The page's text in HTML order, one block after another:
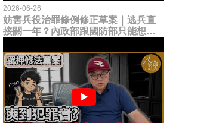
2026-06-26
妨害兵役治罪條例修正草案｜逃兵直
接關一年？內政部跟國防部只能想到
題？